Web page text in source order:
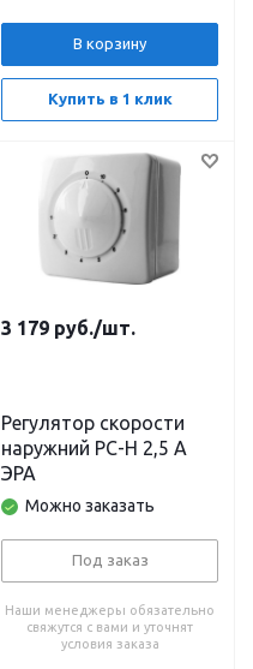
В корзину
Купить в 1 клик
3 179 руб./шт.
Регулятор скорости
наружний РС-Н 2,5 А
ЭРА
Можно заказать
Под заказ
Наши менеджеры обязательно
свяжутся с вами и уточнят
условия заказа